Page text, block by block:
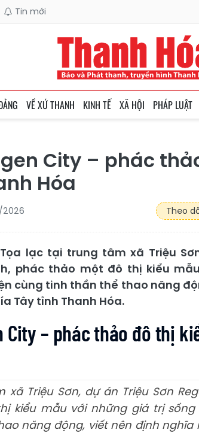
Tin mới
VỀ XỨ THANH KINH TẾ XÃ HỘI PHÁP LUẬT
City – phác
Hóa
Theo
lạc tại trung tâm xã Triệu
phác thảo một đô thị kiểu
cùng tinh thần thể thao năng
Tây tỉnh Thanh Hóa.
City – phác thảo đô thị
xã Triệu Sơn, dự án Triệu Sơn
kiểu mẫu với những giá trị
năng động, viết nên định